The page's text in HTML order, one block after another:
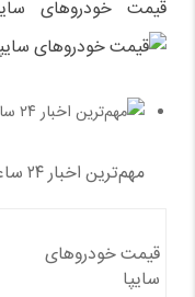
قیمت خودرو‌های سایپا یکشنبه ۲۱
مهم‌ترین اخبار ۲۴ ساعت گذشته
قیمت خودروهای
سایپا